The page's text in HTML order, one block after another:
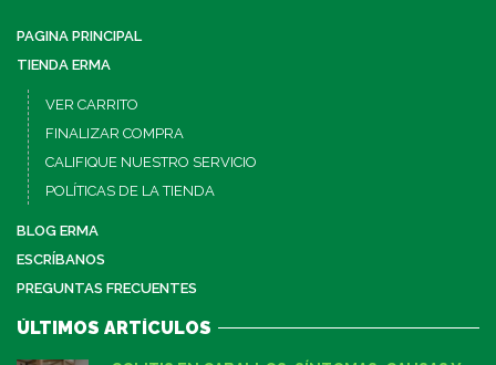
PAGINA PRINCIPAL
TIENDA ERMA
VER CARRITO
FINALIZAR COMPRA
CALIFIQUE NUESTRO SERVICIO
POLÍTICAS DE LA TIENDA
BLOG ERMA
ESCRÍBANOS
PREGUNTAS FRECUENTES
ÚLTIMOS ARTÍCULOS